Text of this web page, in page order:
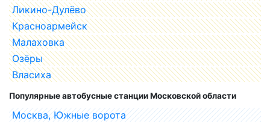
Ликино-Дулёво
Красноармейск
Малаховка
Озёры
Власиха
Популярные автобусные станции Московской области
Москва, Южные ворота